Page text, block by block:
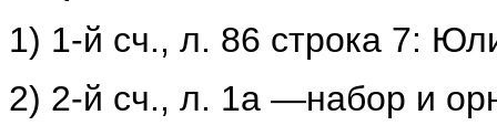
1) 1-й сч., л. 86 строка 7:
2) 2-й сч., л. 1а —набор и